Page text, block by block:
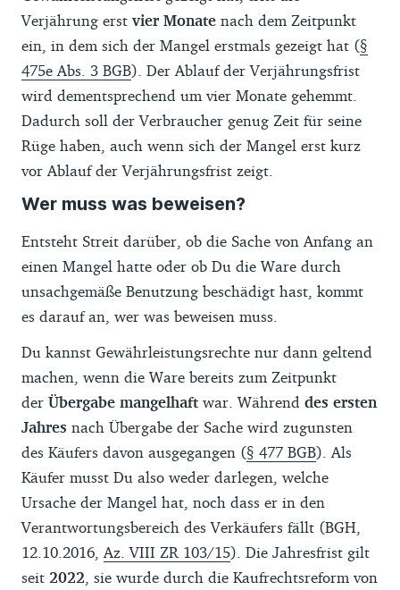
Verjährung erstvier Monate nach dem Zeitpunkt
ein, in dem sich der Mangel erstmals gezeigt hat (§
475e Abs. 3 BGB). Der Ablauf der Verjährungsfrist
wird dementsprechend um vier Monate gehemmt.
Dadurch soll der Verbraucher genug Zeit für seine
Rüge haben, auch wenn sich der Mangel erst kurz
vor Ablauf der Verjährungsfrist zeigt.
Wer muss was beweisen?
Entsteht Streit darüber, ob die Sache von Anfang an
einen Mangel hatte oder ob Du die Ware durch
unsachgemäße Benutzung beschädigt hast, kommt
es darauf an, wer was beweisen muss.
Du kannst Gewährleistungsrechte nur dann geltend
machen, wenn die Ware bereits zum Zeitpunkt
der Übergabe mangelhaft war. Während des ersten
Jahres nach Übergabe der Sache wird zugunsten
des Käufers davon ausgegangen (§ 477 BGB). Als
Käufer musst Du also weder darlegen, welche
Ursache der Mangel hat, noch dass er in den
Verantwortungsbereich des Verkäufers fällt (BGH,
12.10.2016, Az. VIII ZR 103/15). Die Jahresfrist gilt
seit 2022 , sie wurde durch die Kaufrechtsreform von